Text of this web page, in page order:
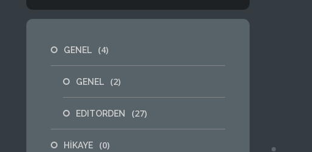
GENEL (4)
GENEL (2)
EDITORDEN (27)
HİKAYE (0)